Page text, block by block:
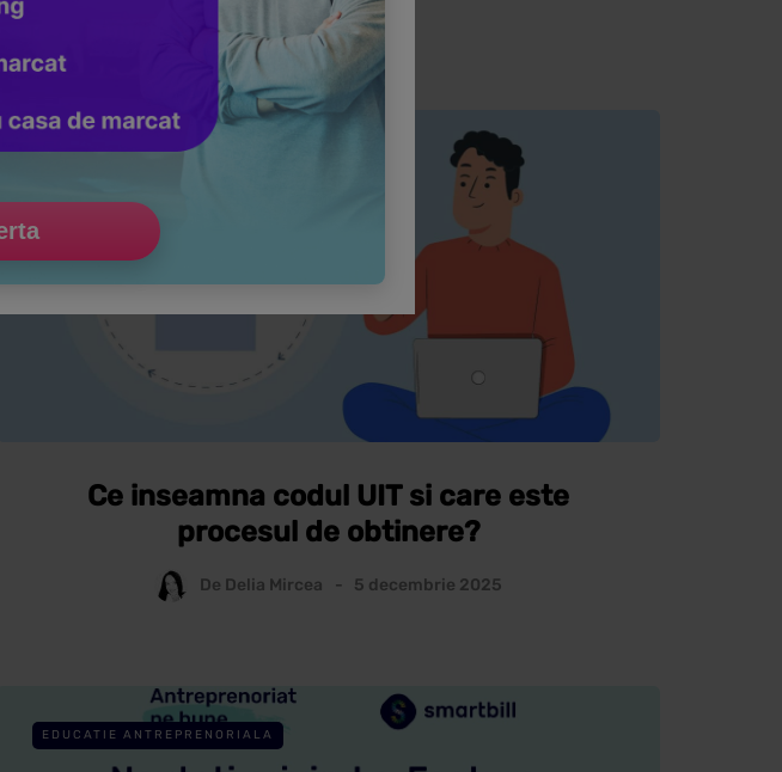
interesa
Ce inseamna codul UIT si care este
procesul de obtinere?
De Delia Mircea 5 decembrie 2025
EDUCATIE ANTREPRENORIALA